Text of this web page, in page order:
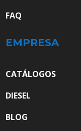
FAQ
EMPRESA
CATÁLOGOS
DIESEL
BLOG